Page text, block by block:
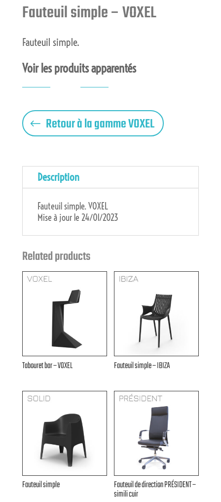
Fauteuil simple – VOXEL
Fauteuil simple.
Voir les produits apparentés
Retour à la gamme VOXEL
Description
Fauteuil simple. VOXEL
Mise à jour le 24/01/2023
Related products
Tabouret bar – VOXEL Fauteuil simple – IBIZA
Fauteuil simple Fauteuil de direction PRÉSIDENT –
simili cuir